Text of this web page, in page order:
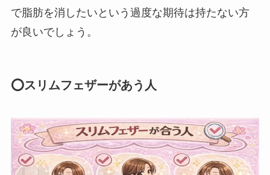
で脂肪を消したいという過度な期待は持たない方
が良いでしょう。
⭕スリムフェザーがあう人